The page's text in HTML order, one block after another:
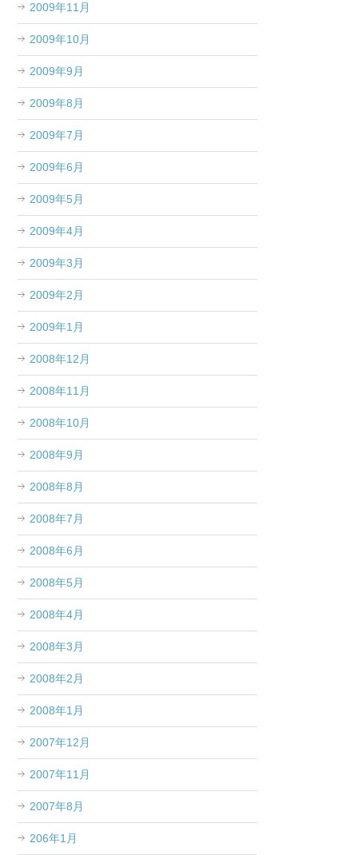
2009年11月
2009年10月
2009年9月
2009年8月
2009年7月
2009年6月
2009年5月
2009年4月
2009年3月
2009年2月
2009年1月
2008年12月
2008年11月
2008年10月
2008年9月
2008年8月
2008年7月
2008年6月
2008年5月
2008年4月
2008年3月
2008年2月
2008年1月
2007年12月
2007年11月
2007年8月
206年1月